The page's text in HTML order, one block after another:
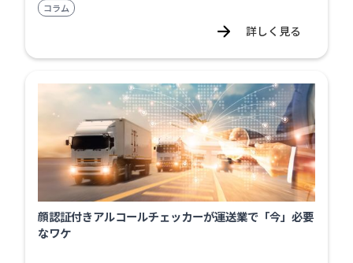
コラム
詳しく見る
顔認証付きアルコールチェッカーが運送業で「今」必要
なワケ